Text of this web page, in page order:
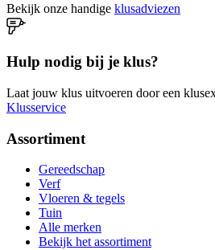
Bekijk onze handige klusadviezen
Hulp nodig bij je klus?
Laat jouw klus uitvoeren door een
Klusservice
Assortiment
Gereedschap
Verf
Vloeren & tegels
Tuin
Alle merken
Bekijk het assortiment